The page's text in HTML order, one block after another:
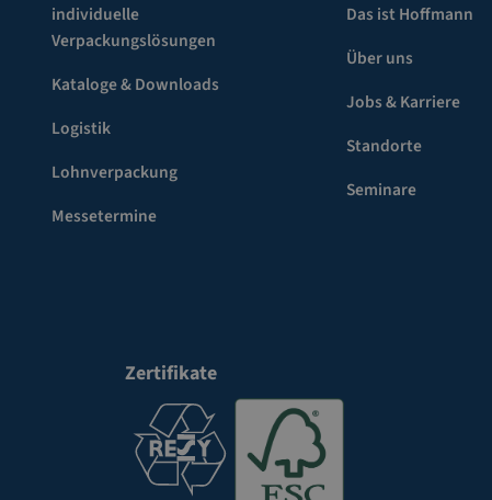
individuelle
Verpackungslösungen
Kataloge & Downloads
Logistik
Lohnverpackung
Messetermine
Das ist Hoffmann
Über uns
Jobs & Karriere
Standorte
Seminare
Zertifikate